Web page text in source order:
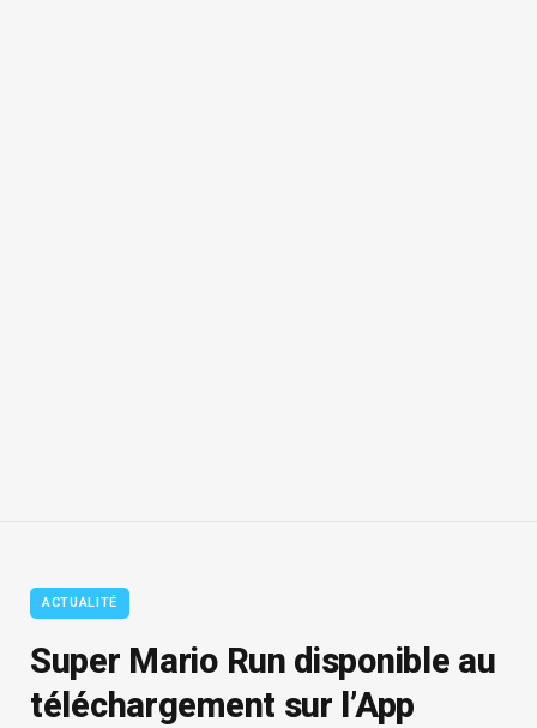
ACTUALITÉ
Super Mario Run disponible au
téléchargement sur l’App